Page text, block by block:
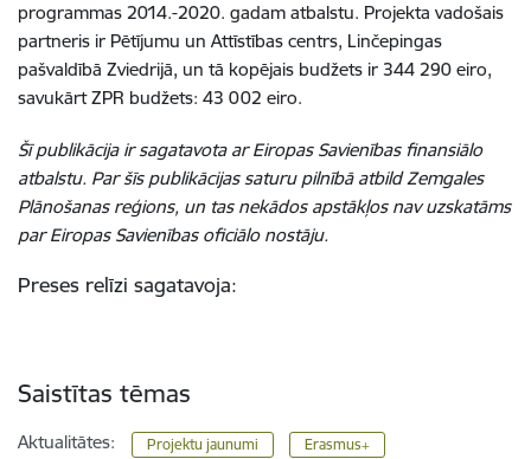
programmas 2014.-2020. gadam atbalstu. Projekta vadošais
partneris ir Pētījumu un Attīstības centrs, Linčepingas
pašvaldībā Zviedrijā, un tā kopējais budžets ir 344 290 eiro,
savukārt ZPR budžets: 43 002 eiro.
Šī publikācija ir sagatavota ar Eiropas Savienības finansiālo
atbalstu. Par šīs publikācijas saturu pilnībā atbild Zemgales
Plānošanas reģions, un tas nekādos apstākļos nav uzskatāms
par Eiropas Savienības oficiālo nostāju.
Preses relīzi sagatavoja:
Saistītas tēmas
Aktualitātes: Projektu jaunumi Erasmus+